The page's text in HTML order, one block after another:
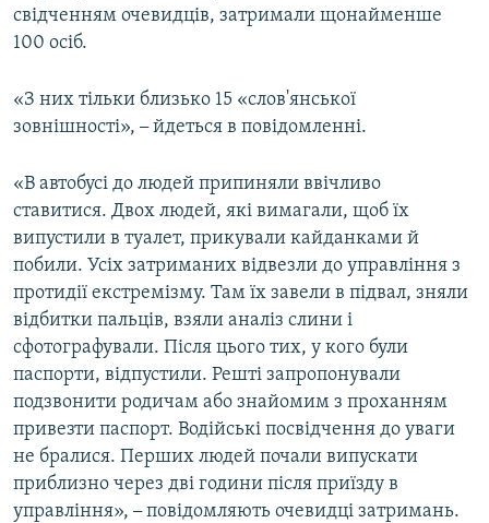
свідченням очевидців, затримали щонайменше
100 осіб.
«З них тільки близько 15 «слов'янської
зовнішності», –йдеться в повідомленні.
«В автобусі до людей припиняли ввічливо
ставитися. Двох людей, які вимагали, щоб їх
випустили в туалет, прикували кайданками й
побили. Усіх затриманих відвезли до управління з
протидії екстремізму. Там їх завели в підвал, зняли
відбитки пальців, взяли аналіз слини і
сфотографували. Після цього тих, у кого були
паспорти, відпустили. Решті запропонували
подзвонити родичам або знайомим з проханням
привезти паспорт. Водійські посвідчення до уваги
не бралися. Перших людей почали випускати
приблизно через дві години після приїзду в
управління», –повідомляють очевидці затримань.